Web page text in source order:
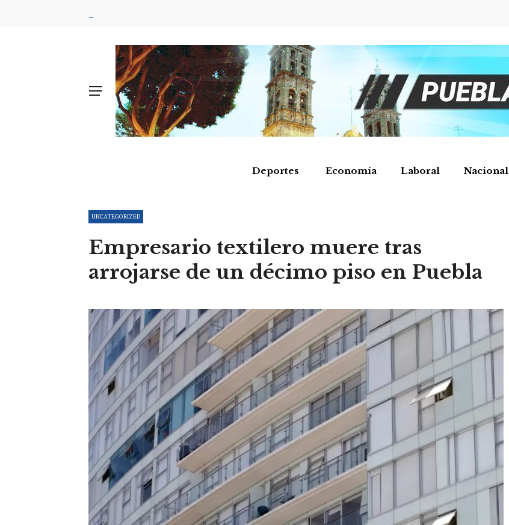
Deportes Economía Laboral Nacional
UNCATEGORIZED
Empresario textilero muere tras
arrojarse de un décimo piso en Puebla